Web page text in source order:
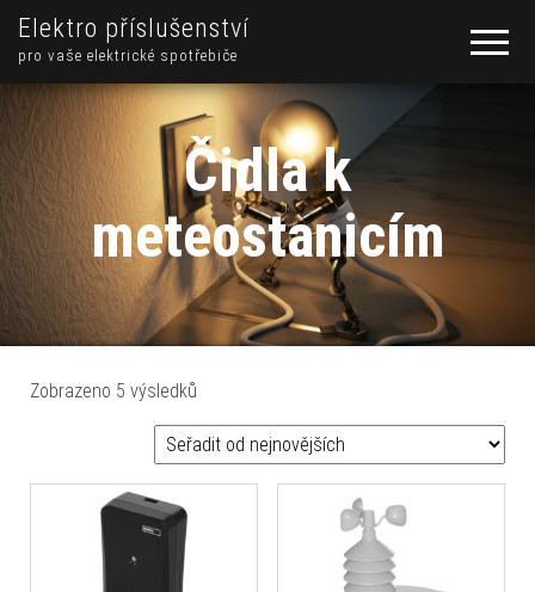
Elektro příslušenství
pro vaše elektrické spotřebiče
Čidla k
meteostanicím
Zobrazeno 5 výsledků